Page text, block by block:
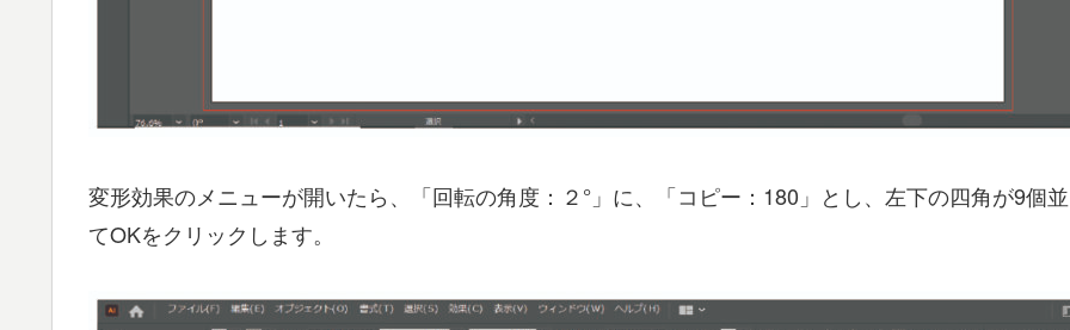
変形効果のメニューが開いたら、「回転の角度：２°」に、「コピー：180」とし、左下の四角が9個
てOKをクリックします。